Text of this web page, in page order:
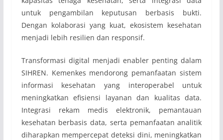
untuk pengambilan keputusan berbasis bukti.
Dengan kolaborasi yang kuat, ekosistem kesehatan
menjadi lebih resilien dan responsif.
Transformasi digital menjadi enabler penting dalam
SIHREN. Kemenkes mendorong pemanfaatan sistem
informasi kesehatan yang interoperabel untuk
meningkatkan efisiensi layanan dan kualitas data.
Integrasi rekam medis elektronik, pemantauan
kesehatan berbasis data, serta pemanfaatan analitik
diharapkan mempercepat deteksi dini, meningkatkan